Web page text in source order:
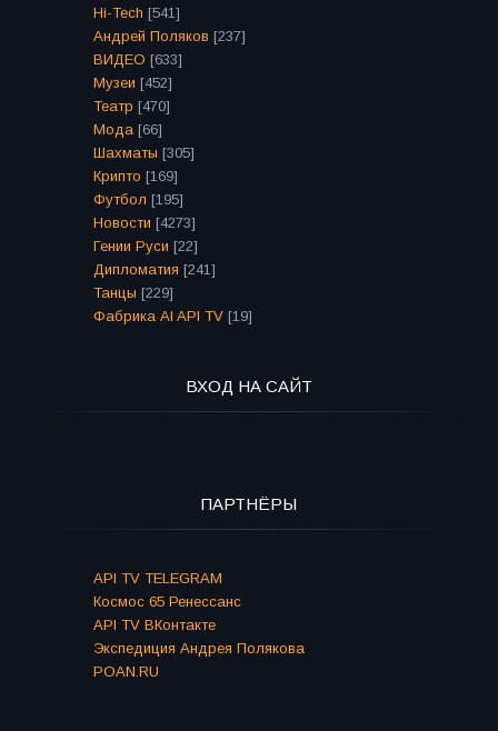
Hi-Tech [541]
Андрей Поляков [237]
ВИДЕО [633]
Музеи [452]
Театр [470]
Мода [66]
Шахматы [305]
Крипто [169]
Футбол [195]
Новости [4273]
Гении Руси [22]
Дипломатия [241]
Танцы [229]
Фабрика AI API TV [19]
ВХОД НА САЙТ
ПАРТНЁРЫ
API TV TELEGRAM
Космос 65 Ренессанс
API TV ВКонтакте
Экспедиция Андрея Полякова
POAN.RU